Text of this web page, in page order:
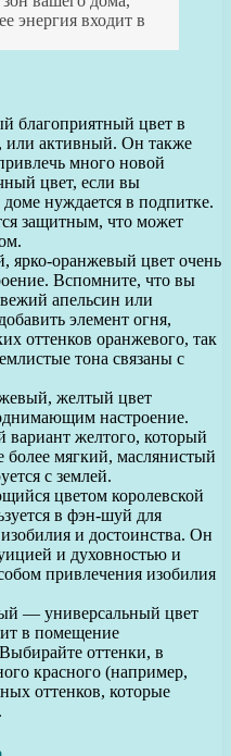
энергия входит в
благоприятный цвет в
активный. Он также
много новой
цвет, если вы
нуждается в подпитке.
защитным, что может
оранжевый цвет очень
Вспомните, что вы
апельсин или
элемент огня,
оттенков оранжевого, так
тона связаны с
желтый цвет
настроение.
вариант желтого, который
более мягкий, маслянистый
с землей.
цветом королевской
в фэн-шуй для
и достоинства. Он
и духовностью и
привлечения изобилия
— универсальный цвет
в помещение
оттенки, в
красного (например,
оттенков, которые